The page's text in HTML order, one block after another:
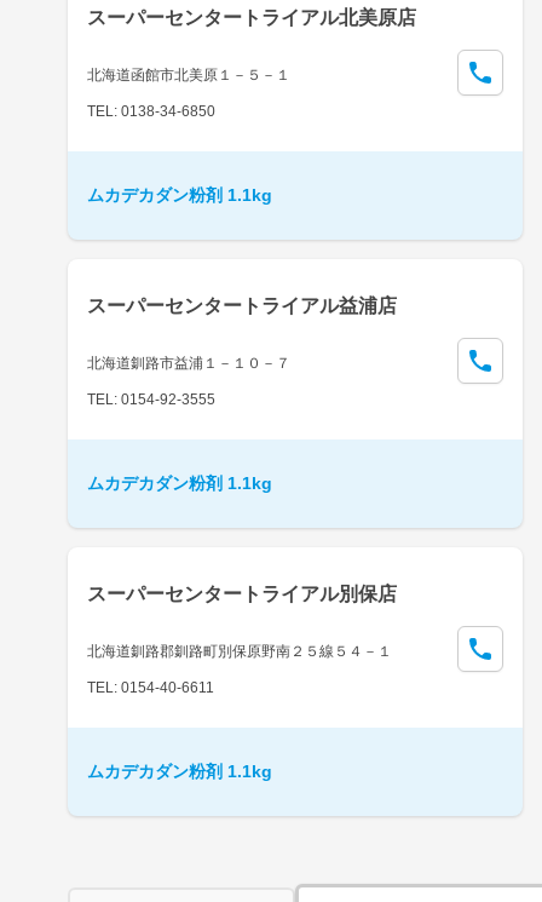
スーパーセンタートライアル北美原店
北海道函館市北美原１－５－１
TEL: 0138-34-6850
ムカデカダン粉剤 1.1kg
スーパーセンタートライアル益浦店
北海道釧路市益浦１－１０－７
TEL: 0154-92-3555
ムカデカダン粉剤 1.1kg
スーパーセンタートライアル別保店
北海道釧路郡釧路町別保原野南２５線５４－１
TEL: 0154-40-6611
ムカデカダン粉剤 1.1kg